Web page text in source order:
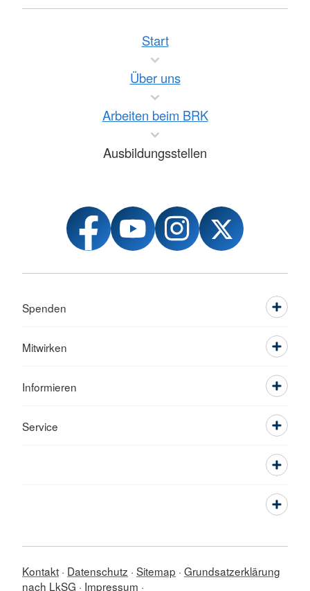
Start
Über uns
Arbeiten beim BRK
Ausbildungsstellen
Spenden
Mitwirken
Informieren
Service
Kontakt Datenschutz Sitemap Grundsatzerklärung
nach LkSG
Impressum